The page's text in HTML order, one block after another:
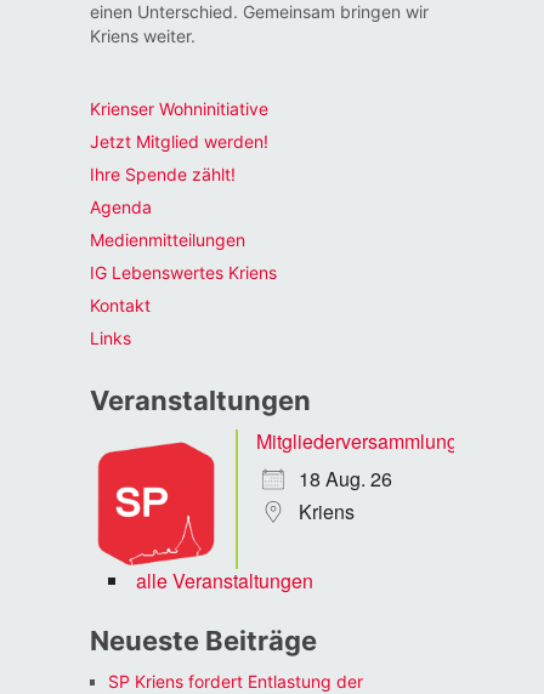
einen Unterschied. Gemeinsam bringen wir
Kriens weiter.
Krienser Wohninitiative
Jetzt Mitglied werden!
Ihre Spende zählt!
Agenda
Medienmitteilungen
IG Lebenswertes Kriens
Kontakt
Links
Veranstaltungen
Mitgliederversammlung
18 Aug. 26
Kriens
alle Veranstaltungen
Neueste Beiträge
SP Kriens fordert Entlastung der